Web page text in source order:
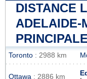
DISTANCE
ADELAIDE-
Toronto : 2988 km
Ottawa : 2886 km